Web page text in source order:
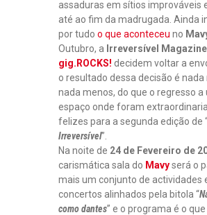
assaduras em sítios improváveis
até ao fim da madrugada. Ainda
por tudo o que aconteceu no
Outubro, a Irreversível Magazine
gig.ROCKS! decidem voltar a
o resultado dessa decisão é nada
nada menos, do que o regresso a
espaço onde foram
felizes para a segunda edição de
Irreversível”.
Na noite de 24 de Fevereiro de
carismática sala do Mavyserá o
mais um conjunto de actividades
concertos alinhados pela bitola “
como dantes” e o programa é o